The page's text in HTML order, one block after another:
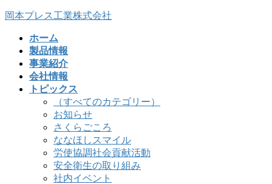
コ
ナ
岡本プレス工業株式会社
ホーム
製品情報
事業紹介
会社情報
トピックス
（すべてのカテゴリー）
お知らせ
さくらごころ
ななほしスマイル
労使協調社会貢献活動
安全衛生の取り組み
社内イベント